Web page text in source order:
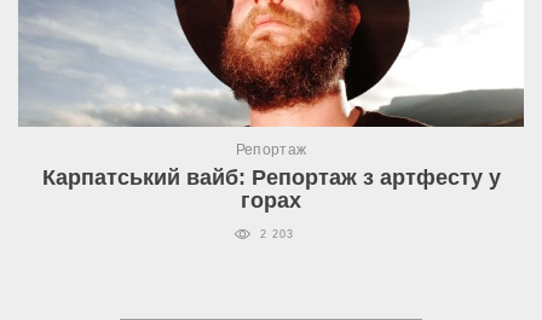
Репортаж
Карпатський вайб: Репортаж з артфесту у
горах
2 203